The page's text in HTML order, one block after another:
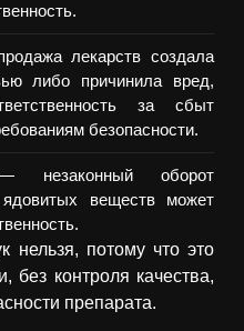
лекарств создала
либо причинила вред,
за сбыт
безопасности.
оборот
веществ может
нельзя, потому что это
без контроля качества,
препарата.